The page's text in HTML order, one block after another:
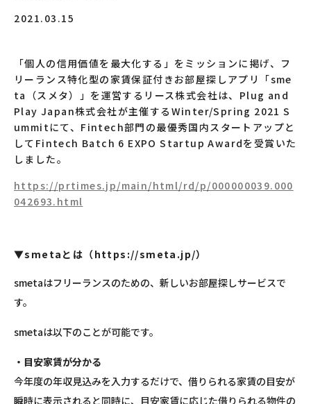
2021.03.15
「個人の信用価値を最大化する」をミッションに掲げ、フ
リーランス特化型の家賃保証付きお部屋探しアプリ「sme
ta（スメタ）」を運営するリース株式会社は、Plug and
Play Japan株式会社が主催するWinter/Spring 2021 S
ummitにて、Fintech部門の最優秀国内スタートアップと
してFintech Batch 6 EXPO Startup Awardを受賞いた
しました。
https://prtimes.jp/main/html/rd/p/000000039.000
042693.html
▼smetaとは（https://smeta.jp/）
smetaはフリーランスのための、新しいお部屋探しサービスで
す。
smetaは以下のことが可能です。
・目安家賃が分かる
今年度の年収見込みを入力するだけで、借りられる家賃の目安が
瞬時に表示されると同時に、目安家賃に応じた借りられる物件の